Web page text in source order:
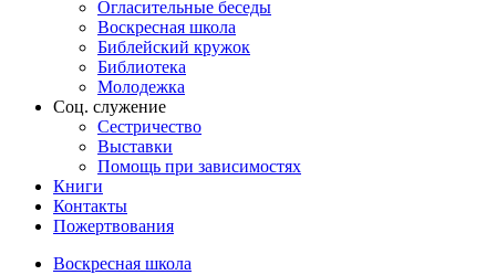
Огласительные беседы
Воскресная школа
Библейский кружок
Библиотека
Молодежка
Соц. служение
Сестричество
Выставки
Помощь при зависимостях
Книги
Контакты
Пожертвования
Воскресная школа